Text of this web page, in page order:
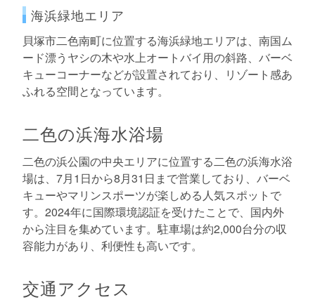
海浜緑地エリア
貝塚市二色南町に位置する海浜緑地エリアは、南国ム
ード漂うヤシの木や水上オートバイ用の斜路、バーベ
キューコーナーなどが設置されており、リゾート感あ
ふれる空間となっています。
二色の浜海水浴場
二色の浜公園の中央エリアに位置する二色の浜海水浴
場は、7月1日から8月31日まで営業しており、バーベ
キューやマリンスポーツが楽しめる人気スポットで
す。2024年に国際環境認証を受けたことで、国内外
から注目を集めています。駐車場は約2,000台分の収
容能力があり、利便性も高いです。
交通アクセス